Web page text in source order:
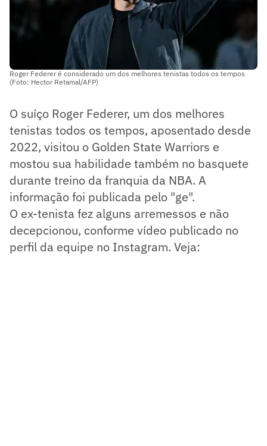
Roger Federer é considerado um dos melhores tenistas todos os tempos
(Foto: Hector Retamal/AFP)
O suíço Roger Federer, um dos melhores
tenistas todos os tempos, aposentado desde
2022, visitou o Golden State Warriors e
mostou sua habilidade também no basquete
durante treino da franquia da NBA. A
informação foi publicada pelo "ge".
O ex-tenista fez alguns arremessos e não
decepcionou, conforme vídeo publicado no
perfil da equipe no Instagram. Veja: